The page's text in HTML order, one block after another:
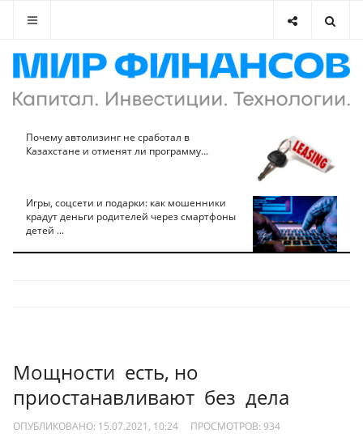
Почему автолизинг не сработал в
Казахстане и отменят ли программу...
Игры, соцсети и подарки: как мошенники
крадут деньги родителей через смартфоны
детей ...
Мощности есть, но
приостанавливают без дела
ОПУБЛИКОВАНО: 15.07.2021, 10:24 ПРОСМОТРОВ: 934